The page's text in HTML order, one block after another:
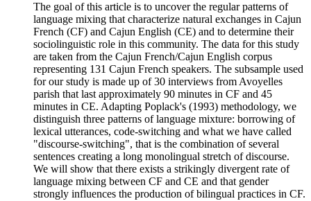
The goal of this article is to uncover the regular patterns of
language mixing that characterize natural exchanges in Cajun
French (CF) and Cajun English (CE) and to determine their
sociolinguistic role in this community. The data for this study
are taken from the Cajun French/Cajun English corpus
representing 131 Cajun French speakers. The subsample used
for our study is made up of 30 interviews from Avoyelles
parish that last approximately 90 minutes in CF and 45
minutes in CE. Adapting Poplack's (1993) methodology, we
distinguish three patterns of language mixture: borrowing of
lexical utterances, code-switching and what we have called
"discourse-switching", that is the combination of several
sentences creating a long monolingual stretch of discourse.
We will show that there exists a strikingly divergent rate of
language mixing between CF and CE and that gender
strongly influences the production of bilingual practices in CF.